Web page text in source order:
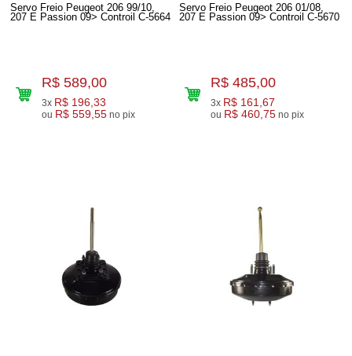
Servo Freio Peugeot 206 99/10,
207 E Passion 09> Controil C-5664
R$ 589,00
3x R$ 196,33
ou R$ 559,55 no pix
Servo Freio Peugeot 206 01/08,
207 E Passion 09> Controil C-5670
R$ 485,00
3x R$ 161,67
ou R$ 460,75 no pix